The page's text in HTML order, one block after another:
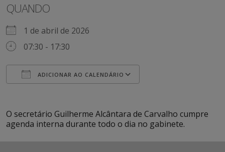
QUANDO
1 de abril de 2026
07:30 - 17:30
ADICIONAR AO CALENDÁRIO
O secretário Guilherme Alcântara de Carvalho cumpre
agenda interna durante todo o dia no gabinete.